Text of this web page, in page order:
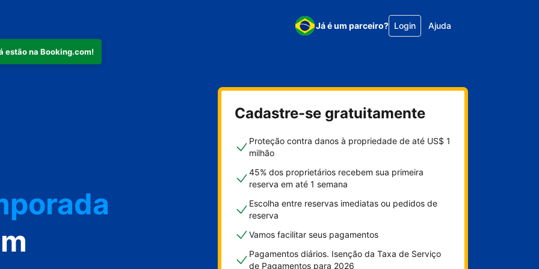
estão na Booking.com!
Já é um parceiro? Login Ajuda
Cadastre-se gratuitamente
Proteção contra danos à propriedade de até US$ 1
milhão
45% dos proprietários recebem sua primeira
reserva em até 1 semana
Escolha entre reservas imediatas ou pedidos de
reserva
Vamos facilitar seus pagamentos
Pagamentos diários. Isenção da Taxa de Serviço
de Pagamentos para 2026